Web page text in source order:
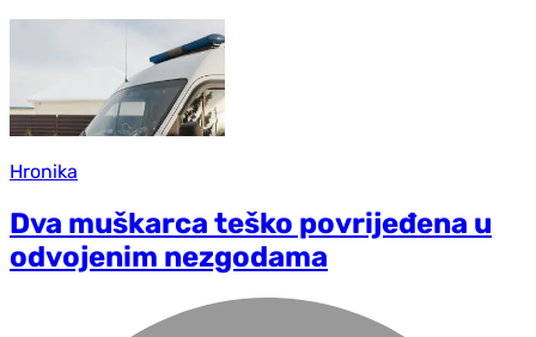
Hronika
Dva muškarca teško povrijeđena u
odvojenim nezgodama